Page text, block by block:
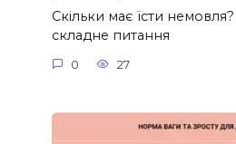
Скільки має їсти
складне питання
0 27